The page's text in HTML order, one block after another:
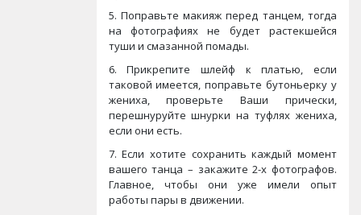
5. Поправьте макияж перед танцем, тогда
на фотографиях не будет растекшейся
туши и смазанной помады.
6. Прикрепите шлейф к платью, если
таковой имеется, поправьте бутоньерку у
жениха, проверьте Ваши прически,
перешнуруйте шнурки на туфлях жениха,
если они есть.
7. Если хотите сохранить каждый момент
вашего танца – закажите 2-х фотографов.
Главное, чтобы они уже имели опыт
работы пары в движении.